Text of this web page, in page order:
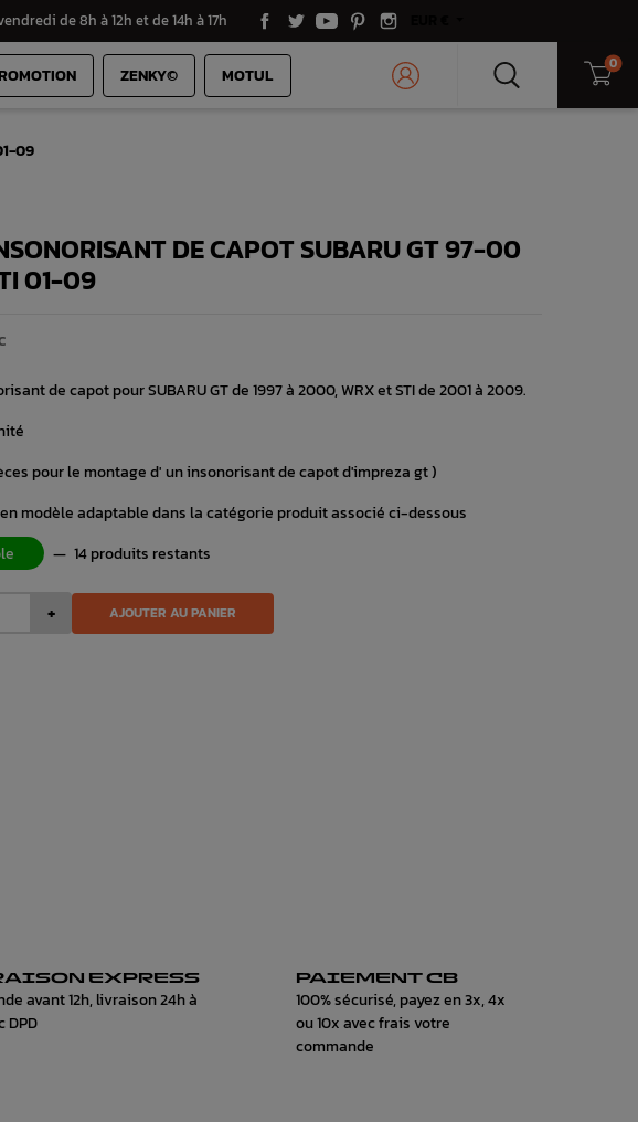
de 8h à 12h et de 14h à 17h
ZENKY© MOTUL 0
09
DE CAPOT SUBARU GT 97-00
01-09
de capot pour SUBARU GT de 1997 à 2000, WRX et STI de 2001 à 2009.
pour le montage d' un insonorisant de capot d'impreza gt )
modèle adaptable dans la catégorie produit associé ci-dessous
— 14 produits restants
+ AJOUTER AU PANIER
EXPRESS
avant 12h, livraison 24h à
DPD
PAIEMENT CB
100% sécurisé, payez en 3x, 4x
ou 10x avec frais votre
commande